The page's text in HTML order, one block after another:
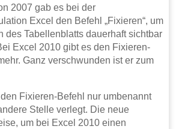
2007 gab es bei der
Excel den Befehl „Fixieren“, um
des Tabellenblatts dauerhaft sichtbar
Excel 2010 gibt es den Fixieren-
Ganz verschwunden ist er zum
Fixieren-Befehl nur umbenannt
Stelle verlegt. Die neue
um bei Excel 2010 einen